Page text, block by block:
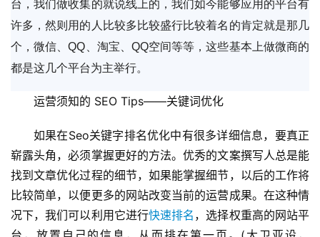
台，我们做收集的就说线上的，我们如今能够应用的平台有
许多，然则用的人比较多比较盛行比较着名的肯定就是那几
个，微信、QQ、淘宝、QQ空间等等，这些基本上做微商的
都是这几个平台为主举行。
运营须知的 SEO Tips——关键词优化
如果在Seo关键字排名优化中有很多详细信息，要真正
崭露头角，必须掌握更好的方法。优秀的文案撰写人总是能
找到文章优化过程的细节，如果能掌握细节，以后的工作将
比较简单，以便更多的网站改变当前的运营成果。在这种情
况下，我们可以利用它进行快速排名 ，选择权重高的网站平